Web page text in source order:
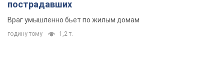
пострадавших
Враг умышленно бьет по жилым домам
годину тому 1,2 т.